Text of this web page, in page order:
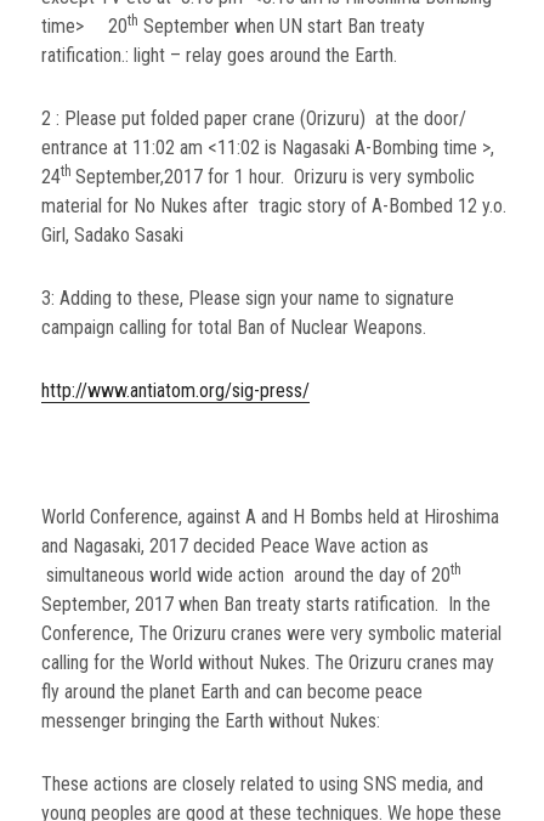
time> 20th September when UN start Ban treaty
ratification.: light – relay goes around the Earth.
2 : Please put folded paper crane (Orizuru) at the door/
entrance at 11:02 am <11:02 is Nagasaki A-Bombing time >,
24thSeptember,2017 for 1 hour. Orizuru is very symbolic
material for No Nukes after tragic story of A-Bombed 12 y.o.
Girl, Sadako Sasaki
3: Adding to these, Please sign your name to signature
campaign calling for total Ban of Nuclear Weapons.
http://www.antiatom.org/sig-press/
World Conference, against A and H Bombs held at Hiroshima
and Nagasaki, 2017 decided Peace Wave action as
simultaneous world wide action around the day of 20th
September, 2017 when Ban treaty starts ratification. In the
Conference, The Orizuru cranes were very symbolic material
calling for the World without Nukes. The Orizuru cranes may
fly around the planet Earth and can become peace
messenger bringing the Earth without Nukes:
These actions are closely related to using SNS media, and
young peoples are good at these techniques. We hope these